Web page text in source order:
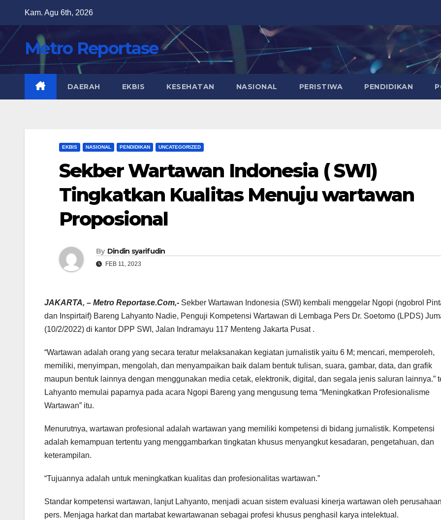
content
Kam. Agu 6th, 2026
Metro Reportase
DAERAH EKBIS KESEHATAN NASIONAL PERISTIWA PENDIDIKAN
EKBIS NASIONAL PENDIDIKAN UNCATEGORIZED
Sekber Wartawan Indonesia ( SWI)
Tingkatkan Kualitas Menuju wartawan
Proposional
By Dindin syarifudin
FEB 11, 2023
JAKARTA, – Metro Reportase.Com,- Sekber Wartawan Indonesia (SWI) kembali menggelar Ngopi (ngobrol
dan Inspirtaif) Bareng Lahyanto Nadie, Penguji Kompetensi Wartawan di Lembaga Pers Dr. Soetomo (LPDS)
(10/2/2022) di kantor DPP SWI, Jalan Indramayu 117 Menteng Jakarta Pusat .
“Wartawan adalah orang yang secara teratur melaksanakan kegiatan jurnalistik yaitu 6 M; mencari, memperoleh,
memiliki, menyimpan, mengolah, dan menyampaikan baik dalam bentuk tulisan, suara, gambar, data, dan grafik
maupun bentuk lainnya dengan menggunakan media cetak, elektronik, digital, dan segala jenis saluran lainnya.”
Lahyanto memulai paparnya pada acara Ngopi Bareng yang mengusung tema “Meningkatkan Profesionalisme
Wartawan” itu.
Menurutnya, wartawan profesional adalah wartawan yang memiliki kompetensi di bidang jurnalistik. Kompetensi
adalah kemampuan tertentu yang menggambarkan tingkatan khusus menyangkut kesadaran, pengetahuan, dan
keterampilan.
“Tujuannya adalah untuk meningkatkan kualitas dan profesionalitas wartawan.”
Standar kompetensi wartawan, lanjut Lahyanto, menjadi acuan sistem evaluasi kinerja wartawan oleh perusahaan
pers. Menjaga harkat dan martabat kewartawanan sebagai profesi khusus penghasil karya intelektual.